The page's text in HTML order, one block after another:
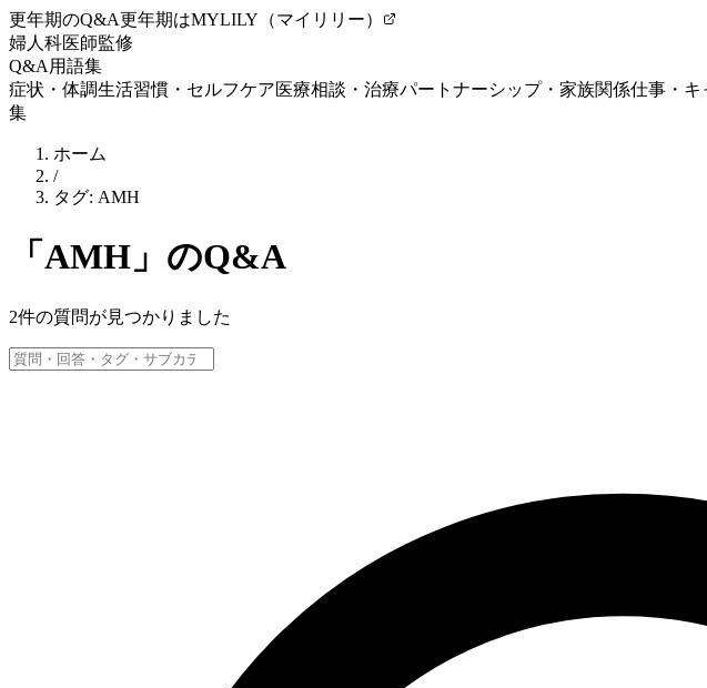
更年期のQ&A更年期はMYLILY（マイリリー）
婦人科医師監修
Q&A 用語集
症状・体調生活習慣・セルフケア医療相談・治療パートナーシップ・家族関係仕事・キ
集
ホーム
/
タグ: AMH
「 AMH 」のQ&A
2件の質問が見つかりました